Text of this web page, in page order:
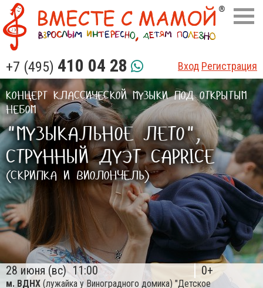
+7 (495) 410 04 28 Вход Регистрация
КОНЦЕРТ КЛАССИЧЕСКОЙ МУЗЫКИ ПОД ОТКРЫТЫМ
НЕБОМ
"МУЗЫКАЛЬНОЕ ЛЕТО",
СТРУННЫЙ ДУЭТ CAPRICE
(СКРИПКА И ВИОЛОНЧЕЛЬ)
28 июня (вс) 11:00 0+
м. ВДНХ (лужайка у Виноградного домика) "Детское